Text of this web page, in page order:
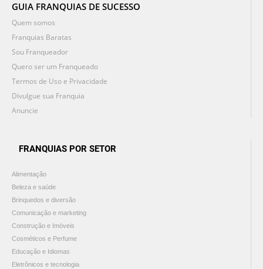
GUIA FRANQUIAS DE SUCESSO
Quem somos
Franquias Baratas
Sou Franqueador
Quero ser um Franqueado
Termos de Uso e Privacidade
Divulgue sua Franquia
Anuncie
FRANQUIAS POR SETOR
Alimentação
Beleza e saúde
Brinquedos e diversão
Comunicação e marketing
Construção e Imóveis
Cosméticos e Perfume
Educação e Idiomas
Eletrônicos e tecnologia